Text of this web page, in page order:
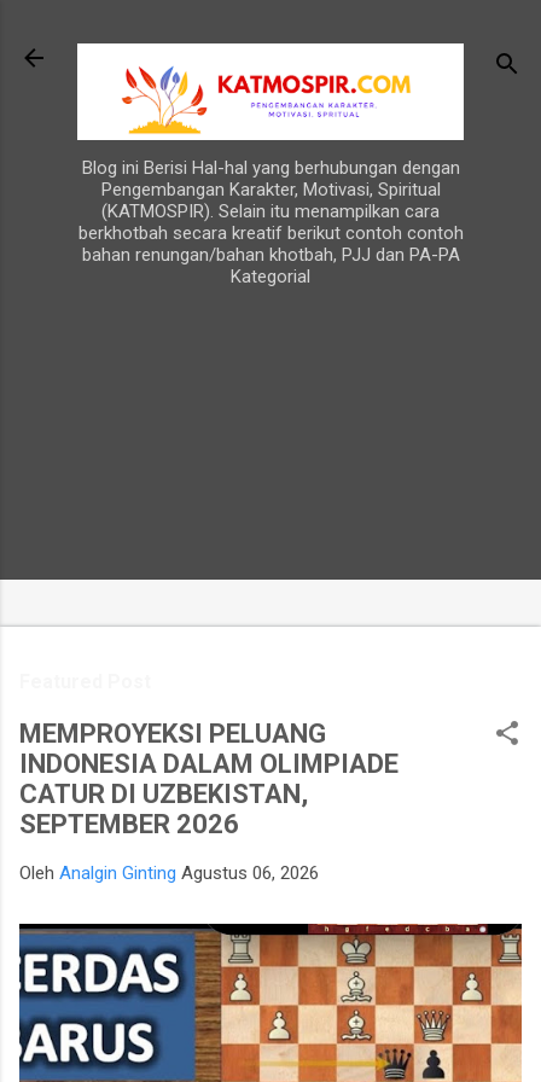
Blog ini Berisi Hal-hal yang berhubungan dengan
Pengembangan Karakter, Motivasi, Spiritual
(KATMOSPIR). Selain itu menampilkan cara
berkhotbah secara kreatif berikut contoh contoh
bahan renungan/bahan khotbah, PJJ dan PA-PA
Kategorial
MEMPROYEKSI PELUANG
INDONESIA DALAM OLIMPIADE
CATUR DI UZBEKISTAN,
SEPTEMBER 2026
Oleh Analgin Ginting Agustus 06, 2026